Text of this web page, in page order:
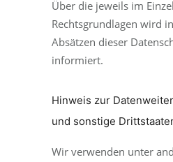
Über die jeweils im
Rechtsgrundlagen wird
Absätzen dieser
informiert.
Hinweis zur
und sonstige
Wir verwenden unter